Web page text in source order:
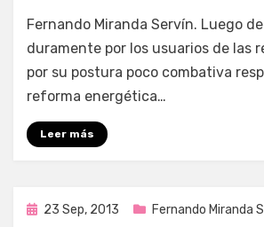
Enrique
Fernando Miranda Servín. Luego
duramente por los usuarios de las
por su postura poco combativa
reforma energética…
Leer más
Publicada
23 Sep, 2013 Fernando Miranda